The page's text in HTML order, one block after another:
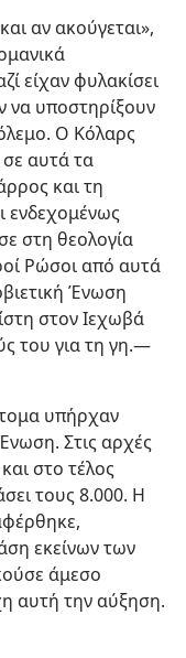
αν ακούγεται»,
είχαν φυλακίσει
να υποστηρίξουν
Ο Κόλαρς
σε αυτά τα
και τη
ενδεχομένως
στη θεολογία
Ρώσοι από αυτά
Ένωση
στον Ιεχωβά
του για τη γη.​—
υπήρχαν
Στις αρχές
στο τέλος
τους 8.000. Η
εκείνων των
άμεσο
αυτή την αύξηση.